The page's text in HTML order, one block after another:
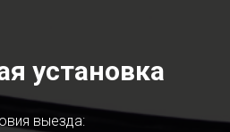
установка
выезда: